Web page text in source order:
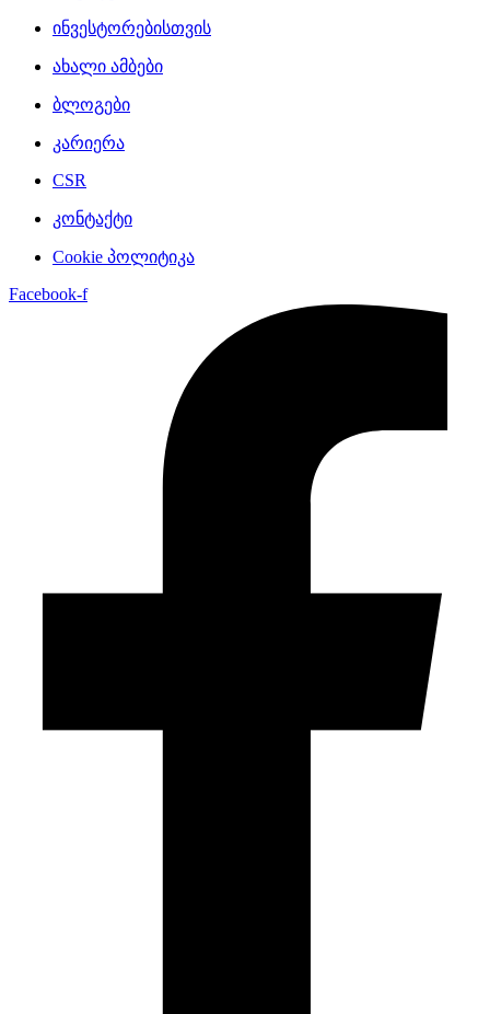
ინვესტორებისთვის
ახალი ამბები
ბლოგები
კარიერა
CSR
კონტაქტი
Cookie პოლიტიკა
Facebook-f